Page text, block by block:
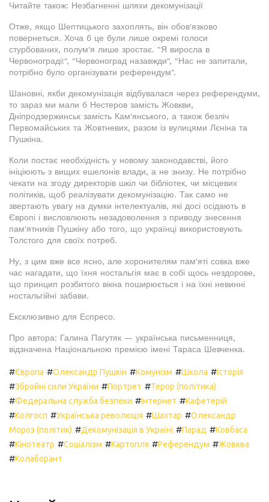
Читайте також: Незбагненні шляхи декомунізації
Отже, якщо Шептицького захоплять, він обов'язково
повернеться. Хоча б це були лише окремі голоси
стурбованих, полум'я лише зростає. "Я виросла в
Червонограді!", "Червоноград назавжди", "Нас не запитали,
потрібно було організувати референдум".
Шановні, якби декомунізація відбувалася через референдуми,
то зараз ми мали б Нестеров замість Жовкви,
Дніпродзержинськ замість Кам'янського, а також безліч
Первомайських та Жовтневих, разом із вулицями Лєніна та
Пушкіна.
Коли постає необхідність у новому законодавстві, його
ініціюють з вищих ешелонів влади, а не знизу. Не потрібно
чекати на згоду директорів шкіл чи бібліотек, чи місцевих
політиків, щоб реалізувати декомунізацію. Так само не
звертають увагу на думки інтелектуалів, які досі осідають в
Європі і висловлюють незадоволення з приводу знесення
пам'ятників Пушкіну або того, що українці використовують
Толстого для своїх потреб.
Ну, з цим вже все ясно, але хоронителям пам'яті совка вже
час нагадати, що їхня ностальгія має в собі щось нездорове,
що принцип розбитого вікна поширюється і на їхні невинні
ностальгійні забави.
Ексклюзивно для Еспресо.
Про автора: Галина Пагутяк — українська письменниця,
відзначена Національною премією імені Тараса Шевченка.
#Європа #Олександр Пушкін #Комунізм #Школа #Історія
#Збройні сили України #Портрет #Терор (політика)
#Федеральна служба безпеки #Інтернет #Кафетерій
#Колгосп #Українська революція #Шахтар #Олександр
Мороз (політик) #Декомунізація в Україні #Парад #Ковбаса
#Кінотеатр #Соціалізм #Картопля #Референдум #Жовква
#Колаборант